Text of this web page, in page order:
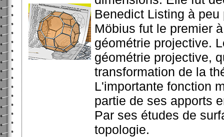
Benedict Listing à
Möbius fut le premier
géométrie projective.
géométrie projective,
transformation de la
L'importante fonction
partie de ses apports
Par ses études de
topologie.